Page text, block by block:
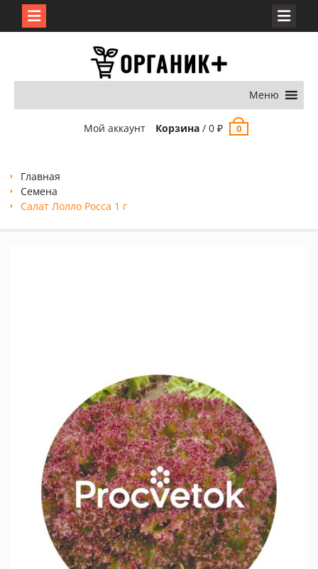
Меню
Мой аккаунт Корзина/ 0 ₽ 0
Главная
Семена
Салат Лолло Росса 1 г